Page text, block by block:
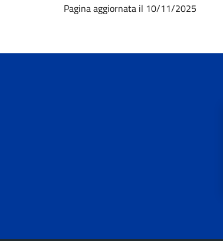
Pagina aggiornata il 10/11/2025